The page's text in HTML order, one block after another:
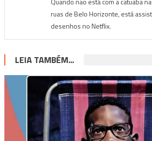
ruas de Belo Horizonte, está
desenhos no Netflix.
LEIA TAMBÉM...